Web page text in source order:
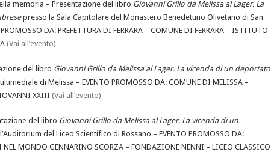
memoria – Presentazione del libro Giovanni Grillo da Melissa al Lager. La
presso la Sala Capitolare del Monastero Benedettino Olivetano di San
DA: PREFETTURA DI FERRARA – COMUNE DI FERRARA – ISTITUTO
(Vai all’evento)
del libro Giovanni Grillo da Melissa al Lager. La vicenda di un deportato
di Melissa – EVENTO PROMOSSO DA: COMUNE DI MELISSA –
XXIII (Vai all’evento)
del libro Giovanni Grillo da Melissa al Lager. La vicenda di un
del Liceo Scientifico di Rossano – EVENTO PROMOSSO DA:
MONDO GENNARINO SCORZA – FONDAZIONE NENNI – LICEO CLASSICO